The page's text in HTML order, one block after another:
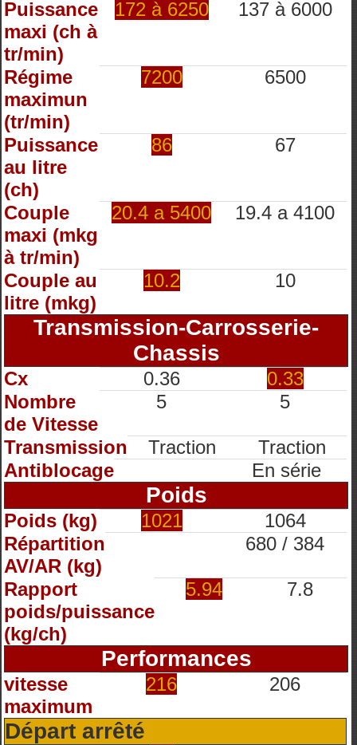
Puissance
maxi (ch à
tr/min)
172 à 6250 137 à 6000
Régime
maximun
(tr/min)
7200 6500
Puissance
au litre
(ch)
86 67
Couple
maxi (mkg
à tr/min)
20.4 a 5400 19.4 a 4100
Couple au
litre (mkg)
10.2 10
Transmission-Carrosserie-
Chassis
Cx 0.36
0.33
Nombre
de Vitesse
5 5
Transmission Traction
Traction
Antiblocage
En série
Poids
Poids (kg) 1021
1064
Répartition
AV/AR (kg)
680 / 384
Rapport
poids/puissance
(kg/ch)
5.94 7.8
Performances
vitesse
maximum
216 206
Départ arrêté